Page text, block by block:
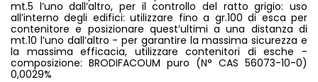
mt.5 l’uno dall’altro, per il controllo del ratto grigio: uso
all’interno degli edifici: utilizzare fino a gr.100 di esca per
contenitore e posizionare quest’ultimi a una distanza di
mt.10 l’uno dall’altro - per garantire la massima sicurezza e
la massima efficacia, utilizzare contenitori di esche -
composizione: BRODIFACOUM puro (N° CAS 56073-10-0)
0,0029%